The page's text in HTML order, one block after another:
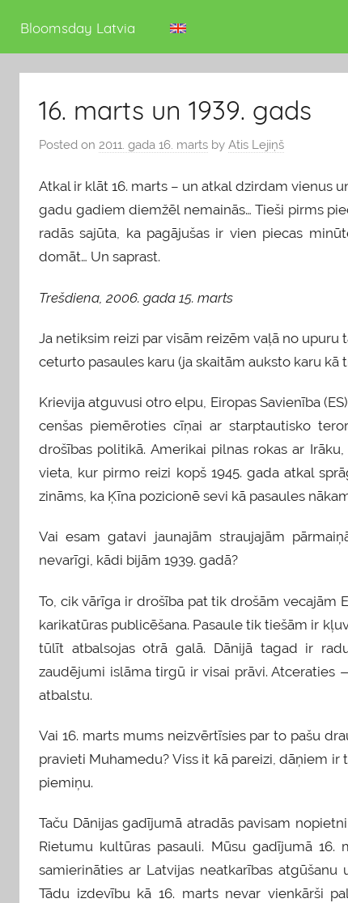
Bloomsday Latvia
16. marts un 1939. gads
Posted on 2011. gada 16. marts by Atis Lejiņš
Atkal ir klāt 16. marts – un atkal dzirdam vienus
gadu gadiem diemžēl nemainās… Tieši pirms
radās sajūta, ka pagājušas ir vien piecas
domāt… Un saprast.
Trešdiena, 2006. gada 15. marts
Ja netiksim reizi par visām reizēm vaļā no
ceturto pasaules karu (ja skaitām auksto karu kā
Krievija atguvusi otro elpu, Eiropas Savienība
cenšas piemēroties cīņai ar starptautisko
drošības politikā. Amerikai pilnas rokas ar
vieta, kur pirmo reizi kopš 1945. gada atkal
zināms, ka Ķīna pozicionē sevi kā pasaules
Vai esam gatavi jaunajām straujajām
nevarīgi, kādi bijām 1939. gadā?
To, cik vārīga ir drošība pat tik drošām vecajām
karikatūras publicēšana. Pasaule tik tiešām ir
tūlīt atbalsojas otrā galā. Dānijā tagad ir
zaudējumi islāma tirgū ir visai prāvi. Atceraties
atbalstu.
Vai 16. marts mums neizvērtīsies par to pašu
pravieti Muhamedu? Viss it kā pareizi, dāņiem
piemiņu.
Taču Dānijas gadījumā atradās pavisam
Rietumu kultūras pasauli. Mūsu gadījumā
samierināties ar Latvijas neatkarības
Tādu izdevību kā 16. marts nevar vienkārši